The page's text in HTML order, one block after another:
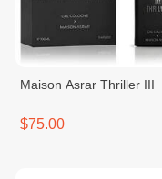
Maison Asrar Thriller III
$75.00